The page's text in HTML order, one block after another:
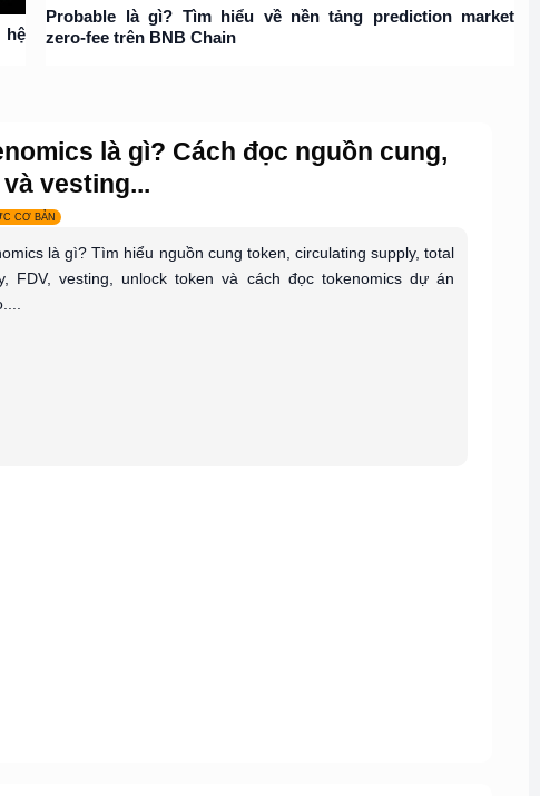
hệ
Probable là gì? Tìm hiểu về nền tảng prediction market
zero-fee trên BNB Chain
là gì? Cách đọc nguồn cung,
và vesting...
CƠ BẢN
là gì? Tìm hiểu nguồn cung token, circulating supply, total
FDV, vesting, unlock token và cách đọc tokenomics dự án